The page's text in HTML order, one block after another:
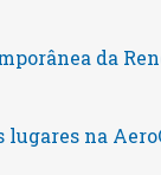
da
na